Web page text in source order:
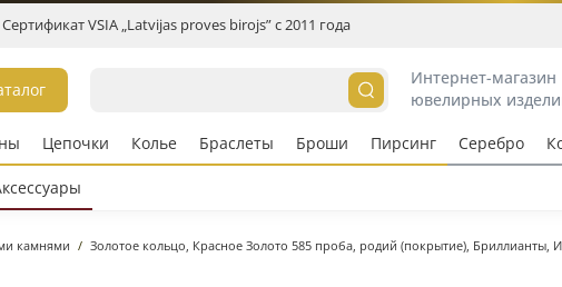
Сертификат VSIA „Latvijas proves birojs” c 2011 года
Интернет-магазин
ювелирных
Цепочки Колье Браслеты Броши Пирсинг Серебро
камнями Золотое кольцо, Красное Золото 585 проба, родий (покрытие), Бриллианты,